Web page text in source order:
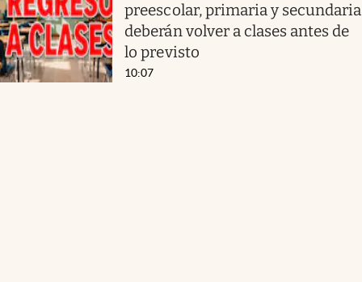
preescolar, primaria y secundaria
deberán volver a clases antes de
lo previsto
10:07